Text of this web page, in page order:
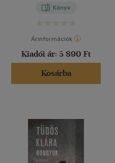
Könyv
Árinformációk
Kiadói ár: 5 890 Ft
Kosárba